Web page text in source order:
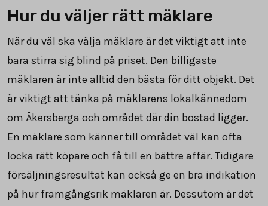
Hur du väljer rätt mäklare
När du väl ska välja mäklare är det viktigt att inte
bara stirra sig blind på priset. Den billigaste
mäklaren är inte alltid den bästa för ditt objekt. Det
är viktigt att tänka på mäklarens lokalkännedom
om Åkersberga och området där din bostad ligger.
En mäklare som känner till området väl kan ofta
locka rätt köpare och få till en bättre affär. Tidigare
försäljningsresultat kan också ge en bra indikation
på hur framgångsrik mäklaren är. Dessutom är det